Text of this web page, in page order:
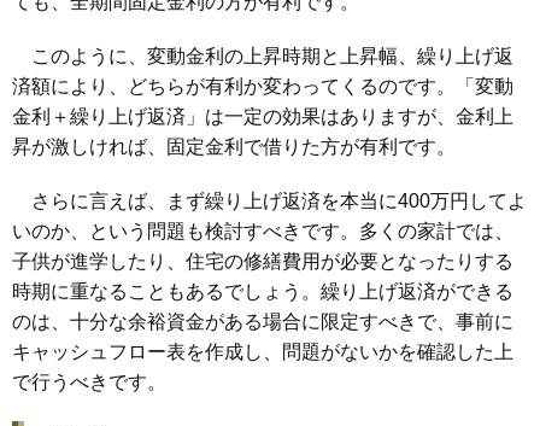
このように、変動金利の上昇時期と上昇幅、繰り上げ返
済額により、どちらが有利か変わってくるのです。「変動
金利＋繰り上げ返済」は一定の効果はありますが、金利上
昇が激しければ、固定金利で借りた方が有利です。
さらに言えば、まず繰り上げ返済を本当に400万円してよ
いのか、という問題も検討すべきです。多くの家計では、
子供が進学したり、住宅の修繕費用が必要となったりする
時期に重なることもあるでしょう。繰り上げ返済ができる
のは、十分な余裕資金がある場合に限定すべきで、事前に
キャッシュフロー表を作成し、問題がないかを確認した上
で行うべきです。